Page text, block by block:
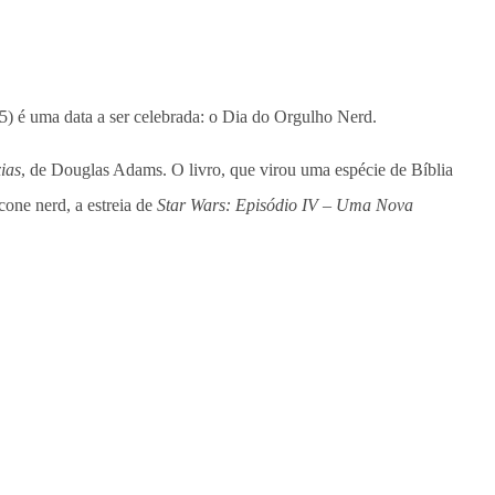
é uma data a ser celebrada: o Dia do Orgulho Nerd.
, de Douglas Adams. O livro, que virou uma espécie de Bíblia
nerd, a estreia de Star Wars: Episódio IV – Uma Nova